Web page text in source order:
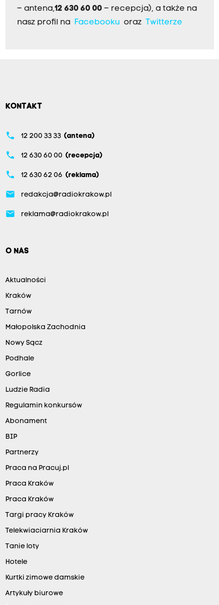
– antena,12 630 60 00 – recepcja), a także na
nasz profil na Facebookuoraz Twitterze
KONTAKT
phone 12 200 33 33 (antena)
phone 12 630 60 00 (recepcja)
phone 12 630 62 06 (reklama)
email redakcja@radiokrakow.pl
email reklama@radiokrakow.pl
O NAS
Aktualności
Kraków
Tarnów
Małopolska Zachodnia
Nowy Sącz
Podhale
Gorlice
Ludzie Radia
Regulamin konkursów
Abonament
BIP
Partnerzy
Praca na Pracuj.pl
Praca Kraków
Praca Kraków
Targi pracy Kraków
Telekwiaciarnia Kraków
Tanie loty
Hotele
Kurtki zimowe damskie
Artykuły biurowe